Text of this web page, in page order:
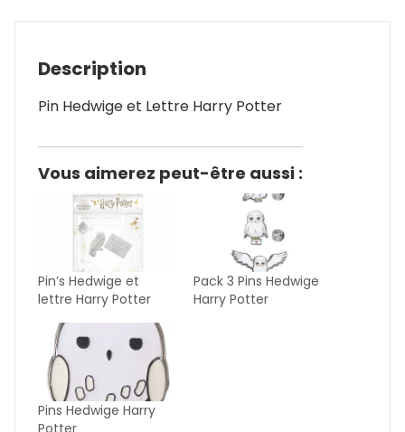
Description
Pin Hedwige et Lettre Harry Potter
Vous aimerez peut-être aussi :
Pin’s Hedwige et
lettre Harry Potter
Pack 3 Pins Hedwige
Harry Potter
Pins Hedwige Harry
Potter